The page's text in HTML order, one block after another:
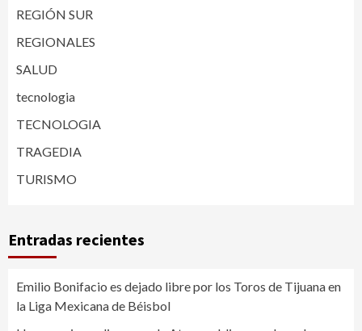
REGIÓN SUR
REGIONALES
SALUD
tecnologia
TECNOLOGIA
TRAGEDIA
TURISMO
Entradas recientes
Emilio Bonifacio es dejado libre por los Toros de Tijuana en
la Liga Mexicana de Béisbol